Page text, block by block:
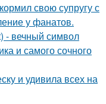
свою супругу с
у фанатов.
- вечный символ
и самого сочного
и удивила всех на